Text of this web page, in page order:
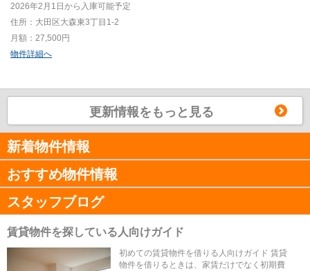
2026年2月1日から入庫可能予定
住所：大田区大森東3丁目1-2
月額：27,500円
物件詳細へ
更新情報をもっと見る
新着物件情報
おすすめ物件情報
スタッフブログ
賃貸物件を探している人向けガイド
初めての賃貸物件を借りる人向けガイド 賃貸
物件を借りるときは、家賃だけでなく初期費